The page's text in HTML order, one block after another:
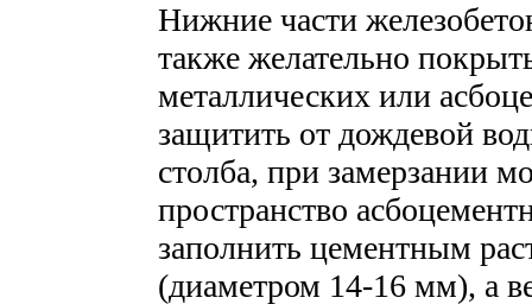
Нижние части
также желательно
металлических или
защитить от дождевой
столба, при замерзании
пространство
заполнить цементным
(диаметром 14-16 мм), а